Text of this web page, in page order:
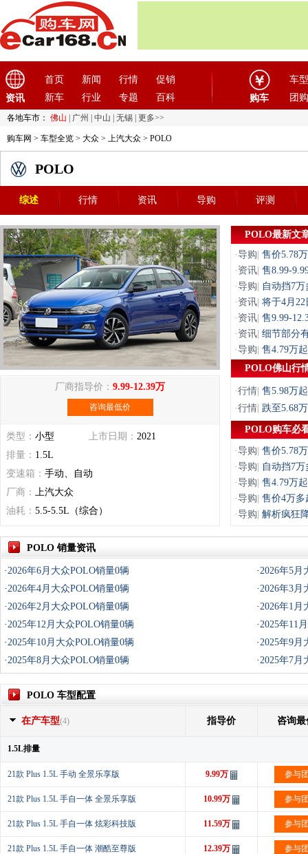
资讯
首页 新闻 行情
促销
新车
行业 专题 百科 购车
车型
团购
各地车市： 佛山 广州 中山 无锡 更多>>
购车网 > 车型全览 > 大众 > 上汽大众 > POLO
POLO
综述 行情 资讯 导购 评测
厂商指导价： 9.99-12.39万
咨询最低价
类型： 小型 上市日期： 2021
排量： 1.5L
变速箱： 手动、自动
厂商： 上汽大众
油耗： 5.5-5.5L（综合）
POLO最新文
·导购 售价5.78
· 资讯 售8.99-
·导购
自动挡7
· 资讯 将于4月
· 资讯 售9.99-
· 资讯 细节部分
·导购 售4.79万
POLO佛山行
·行情 售5.98万
·行情 跌至5.68
POLO购车必
·导购 售价5.78
·导购
自动挡7
·导购 售4.79万
·导购 售价4万
·导购 解析疯狂
POLO 销量资讯
·2026年6月大众POLO销量0辆 ·2026年5月
·2026年4月大众POLO销量0辆 ·2026年3月
·2026年2月大众POLO销量0辆 ·2026年1月
·2025年12月大众POLO销量0辆 ·2025年11
·2025年10月大众POLO销量0辆 ·2025年9月
·2025年8月大众POLO销量0辆 ·2025年7月
POLO 车型配置
在产车型(4) 指导价 咨询最
1.5L排量
21款 Plus 1.5L 手动 全景乐享版 9.99万 参与
21款 Plus 1.5L 手自一体 全景乐享版 10.99万 参与
21款 Plus 1.5L 手自一体 炫彩科技版 11.59万 参与
21款 Plus 1.5L 手自一体 潮酷至尊版 12.39万 参与